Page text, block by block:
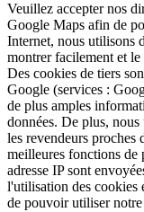
Veuillez accepter nos
Google Maps afin de
Internet, nous utilisons
montrer facilement et
Des cookies de tiers
Google (services :
de plus amples
données. De plus,
les revendeurs proches
meilleures fonctions de
adresse IP sont
l'utilisation des cookies
de pouvoir utiliser